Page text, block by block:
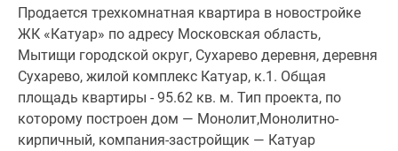
Продается трехкомнатная квартира в новостройке
ЖК «Катуар» по адресу Московская область,
Мытищи городской округ, Сухарево деревня, деревня
Сухарево, жилой комплекс Катуар, к.1. Общая
площадь квартиры - 95.62 кв. м. Тип проекта, по
которому построен дом — Монолит,Монолитно-
кирпичный, компания-застройщик — Катуар